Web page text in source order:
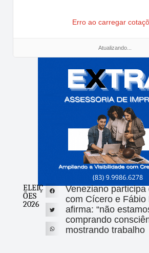
Erro ao carregar
Atualizando...
ELEIÇ
ÕES
2026
Veneziano participa
com Cícero e Fábio
afirma: “não
comprando
mostrando trabalho